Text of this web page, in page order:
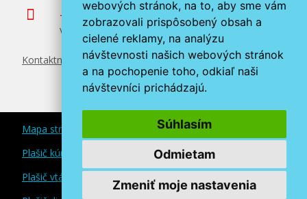
webových stránok, na to, aby sme vám
zobrazovali prispôsobený obsah a
cielené reklamy, na analýzu
návštevnosti našich webových stránok
a na pochopenie toho, odkiaľ naši
návštevníci prichádzajú.
Súhlasím
Odmietam
Zmeniť moje nastavenia
+420 377 222 313
Volajte v pracovné dni od 8. do 17. hod.
Kontaktné údaje
Mapa stránok
Plašič kún a myší
Plašič vtákov